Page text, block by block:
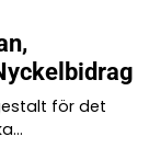
för det